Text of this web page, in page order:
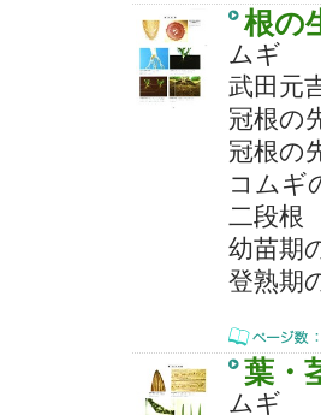
根の
ムギ
武田元
冠根の
冠根の
コムギ
二段根
幼苗期
登熟期
葉・
ムギ